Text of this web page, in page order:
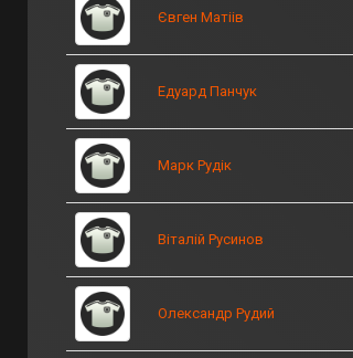
Євген Матіів
Едуард Панчук
Марк Рудік
Віталій Русинов
Олександр Рудий